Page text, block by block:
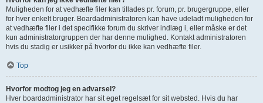
Muligheden for at vedhæfte filer kan tillades pr. forum, pr. brugergruppe, eller
for hver enkelt bruger. Boardadministratoren kan have udeladt muligheden for
at vedhæfte filer i det specifikke forum du skriver indlæg i, eller måske er det
kun administratorgruppen der har denne mulighed. Kontakt administratoren
hvis du stadig er usikker på hvorfor du ikke kan vedhæfte filer.
Top
Hvorfor modtog jeg en advarsel?
Hver boardadministrator har sit eget regelsæt for sit websted. Hvis du har